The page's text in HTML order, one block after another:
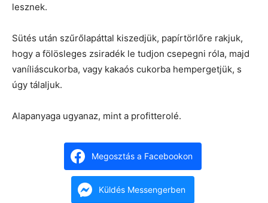
lesznek.
Sütés után szűrőlapáttal kiszedjük, papírtörlőre rakjuk,
hogy a fölösleges zsiradék le tudjon csepegni róla, majd
vaníliáscukorba, vagy kakaós cukorba hempergetjük, s
úgy tálaljuk.
Alapanyaga ugyanaz, mint a profitterolé.
Megosztás a Facebookon
Küldés Messengerben